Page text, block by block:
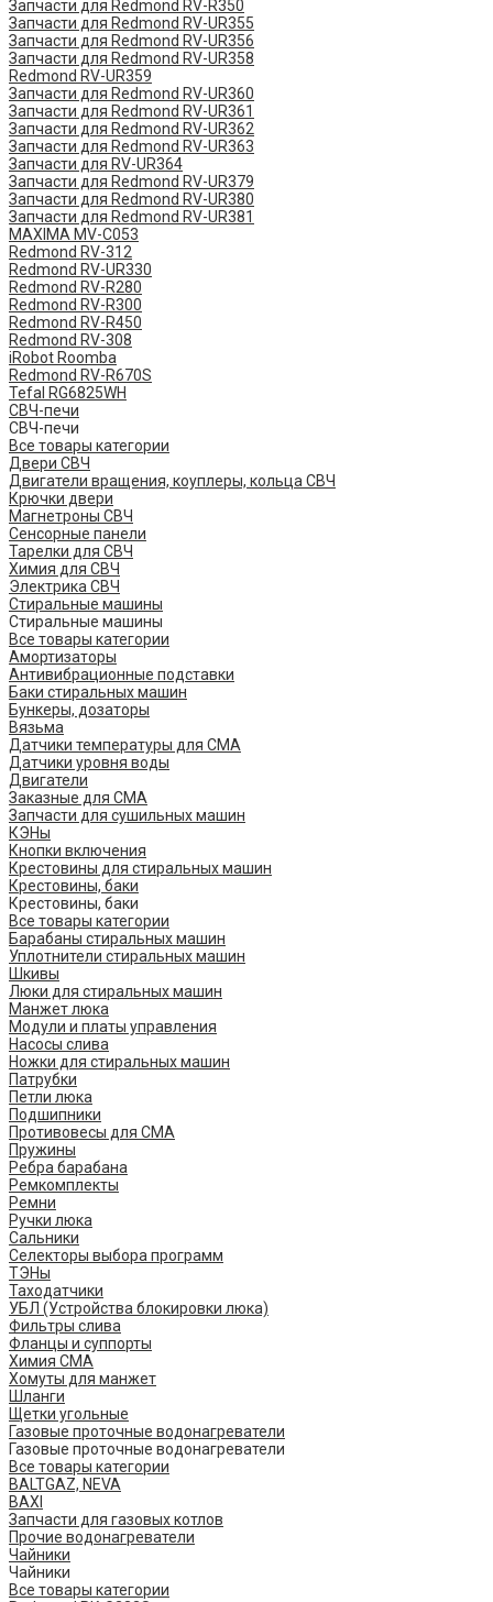
Запчасти для Redmond RV-R350
Запчасти для Redmond RV-UR355
Запчасти для Redmond RV-UR356
Запчасти для Redmond RV-UR358
Redmond RV-UR359
Запчасти для Redmond RV-UR360
Запчасти для Redmond RV-UR361
Запчасти для Redmond RV-UR362
Запчасти для Redmond RV-UR363
Запчасти для RV-UR364
Запчасти для Redmond RV-UR379
Запчасти для Redmond RV-UR380
Запчасти для Redmond RV-UR381
MAXIMA MV-C053
Redmond RV-312
Redmond RV-UR330
Redmond RV-R280
Redmond RV-R300
Redmond RV-R450
Redmond RV-308
iRobot Roomba
Redmond RV-R670S
Tefal RG6825WH
СВЧ-печи
СВЧ-печи
Все товары категории
Двери СВЧ
Двигатели вращения, коуплеры, кольца СВЧ
Крючки двери
Магнетроны СВЧ
Сенсорные панели
Тарелки для СВЧ
Химия для СВЧ
Электрика СВЧ
Стиральные машины
Стиральные машины
Все товары категории
Амортизаторы
Антивибрационные подставки
Баки стиральных машин
Бункеры, дозаторы
Вязьма
Датчики температуры для СМА
Датчики уровня воды
Двигатели
Заказные для СМА
Запчасти для сушильных машин
КЭНы
Кнопки включения
Крестовины для стиральных машин
Крестовины, баки
Крестовины, баки
Все товары категории
Барабаны стиральных машин
Уплотнители стиральных машин
Шкивы
Люки для стиральных машин
Манжет люка
Модули и платы управления
Насосы слива
Ножки для стиральных машин
Патрубки
Петли люка
Подшипники
Противовесы для СМА
Пружины
Ребра барабана
Ремкомплекты
Ремни
Ручки люка
Сальники
Селекторы выбора программ
ТЭНы
Таходатчики
УБЛ (Устройства блокировки люка)
Фильтры слива
Фланцы и суппорты
Химия СМА
Хомуты для манжет
Шланги
Щетки угольные
Газовые проточные водонагреватели
Газовые проточные водонагреватели
Все товары категории
BALTGAZ, NEVA
BAXI
Запчасти для газовых котлов
Прочие водонагреватели
Чайники
Чайники
Все товары категории